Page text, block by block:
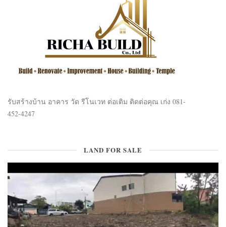
รับสร้างบ้าน อาคาร วัด รีโนเวท ต่อเติม ติดต่อคุณ เก่ง 081-
452-4247
LAND FOR SALE